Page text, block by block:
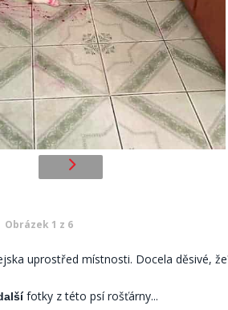
Obrázek 1 z 6
uprostřed místnosti. Docela děsivé,
fotky z této psí rošťárny...